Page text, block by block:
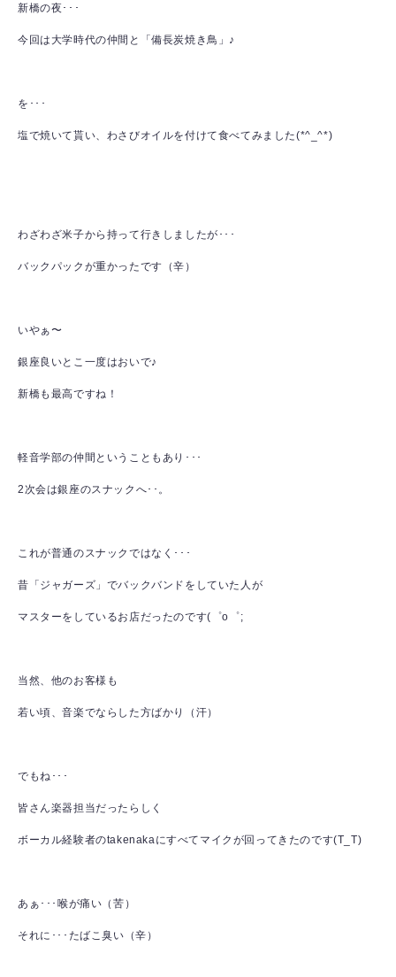
新橋の夜･･･
今回は大学時代の仲間と「備長炭焼き鳥」♪
を･･･
塩で焼いて貰い、わさびオイルを付けて食べてみました(*^_^*)
わざわざ米子から持って行きしましたが･･･
バックパックが重かったです（辛）
いやぁ〜
銀座良いとこ一度はおいで♪
新橋も最高ですね！
軽音学部の仲間ということもあり･･･
2次会は銀座のスナックへ･･。
これが普通のスナックではなく･･･
昔「ジャガーズ」でバックバンドをしていた人が
マスターをしているお店だったのです(゜o゜;
当然、他のお客様も
若い頃、音楽でならした方ばかり（汗）
でもね･･･
皆さん楽器担当だったらしく
ボーカル経験者のtakenakaにすべてマイクが回ってきたのです(T_T)
あぁ･･･喉が痛い（苦）
それに･･･たばこ臭い（辛）